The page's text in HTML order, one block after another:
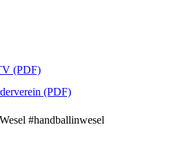
(PDF)
(PDF)
#handballinwesel